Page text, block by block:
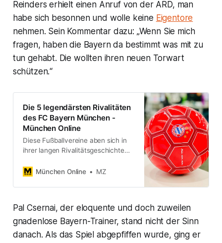
Reinders erhielt einen Anruf von der ARD, man
habe sich besonnen und wolle keine Eigentore
nehmen. Sein Kommentar dazu: „Wenn Sie mich
fragen, haben die Bayern da bestimmt was mit zu
tun gehabt. Die wollten ihren neuen Torwart
schützen.“
Die 5 legendärsten Rivalitäten
des FC Bayern München -
München Online
Diese Fußballvereine aben sich in
ihrer langen Rivalitätsgeschichte
Plätze verdient.
München Online MZ
Pal Csernai, der eloquente und doch zuweilen
gnadenlose Bayern-Trainer, stand nicht der Sinn
danach. Als das Spiel abgepfiffen wurde, ging er